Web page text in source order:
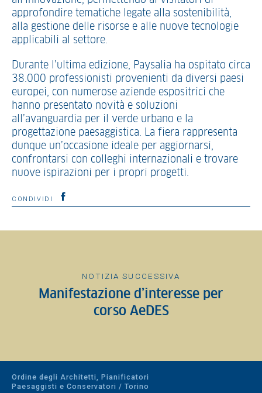
approfondire tematiche legate alla sostenibilità,
alla gestione delle risorse e alle nuove tecnologie
applicabili al settore.
Durante l’ultima edizione, Paysalia ha ospitato circa
38.000 professionisti provenienti da diversi paesi
europei, con numerose aziende espositrici che
hanno presentato novità e soluzioni
all’avanguardia per il verde urbano e la
progettazione paesaggistica. La fiera rappresenta
dunque un’occasione ideale per aggiornarsi,
confrontarsi con colleghi internazionali e trovare
nuove ispirazioni per i propri progetti.
CONDIVIDI
NOTIZIA SUCCESSIVA
Manifestazione d’interesse per
corso AeDES
Ordine degli Architetti, Pianificatori
Paesaggisti e Conservatori / Torino